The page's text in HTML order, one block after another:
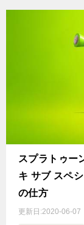
スプラトゥー
キ サブ スペ
の仕方
更新日:2020-06-07